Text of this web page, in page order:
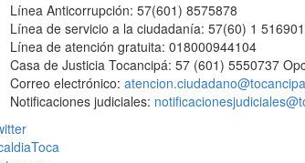
Línea Anticorrupción: 57(601) 8575878
Línea de servicio a la ciudadanía: 57(60) 1
Línea de atención gratuita: 018000944104
Casa de Justicia Tocancipá: 57 (601) 5550737
Correo electrónico:
Notificaciones judiciales: